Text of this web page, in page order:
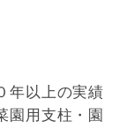
年以上の実績
園用支柱・園